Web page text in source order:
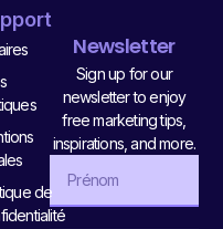
de
Newsletter
Sign up for our
newsletter to enjoy
free marketing tips,
inspirations, and more.